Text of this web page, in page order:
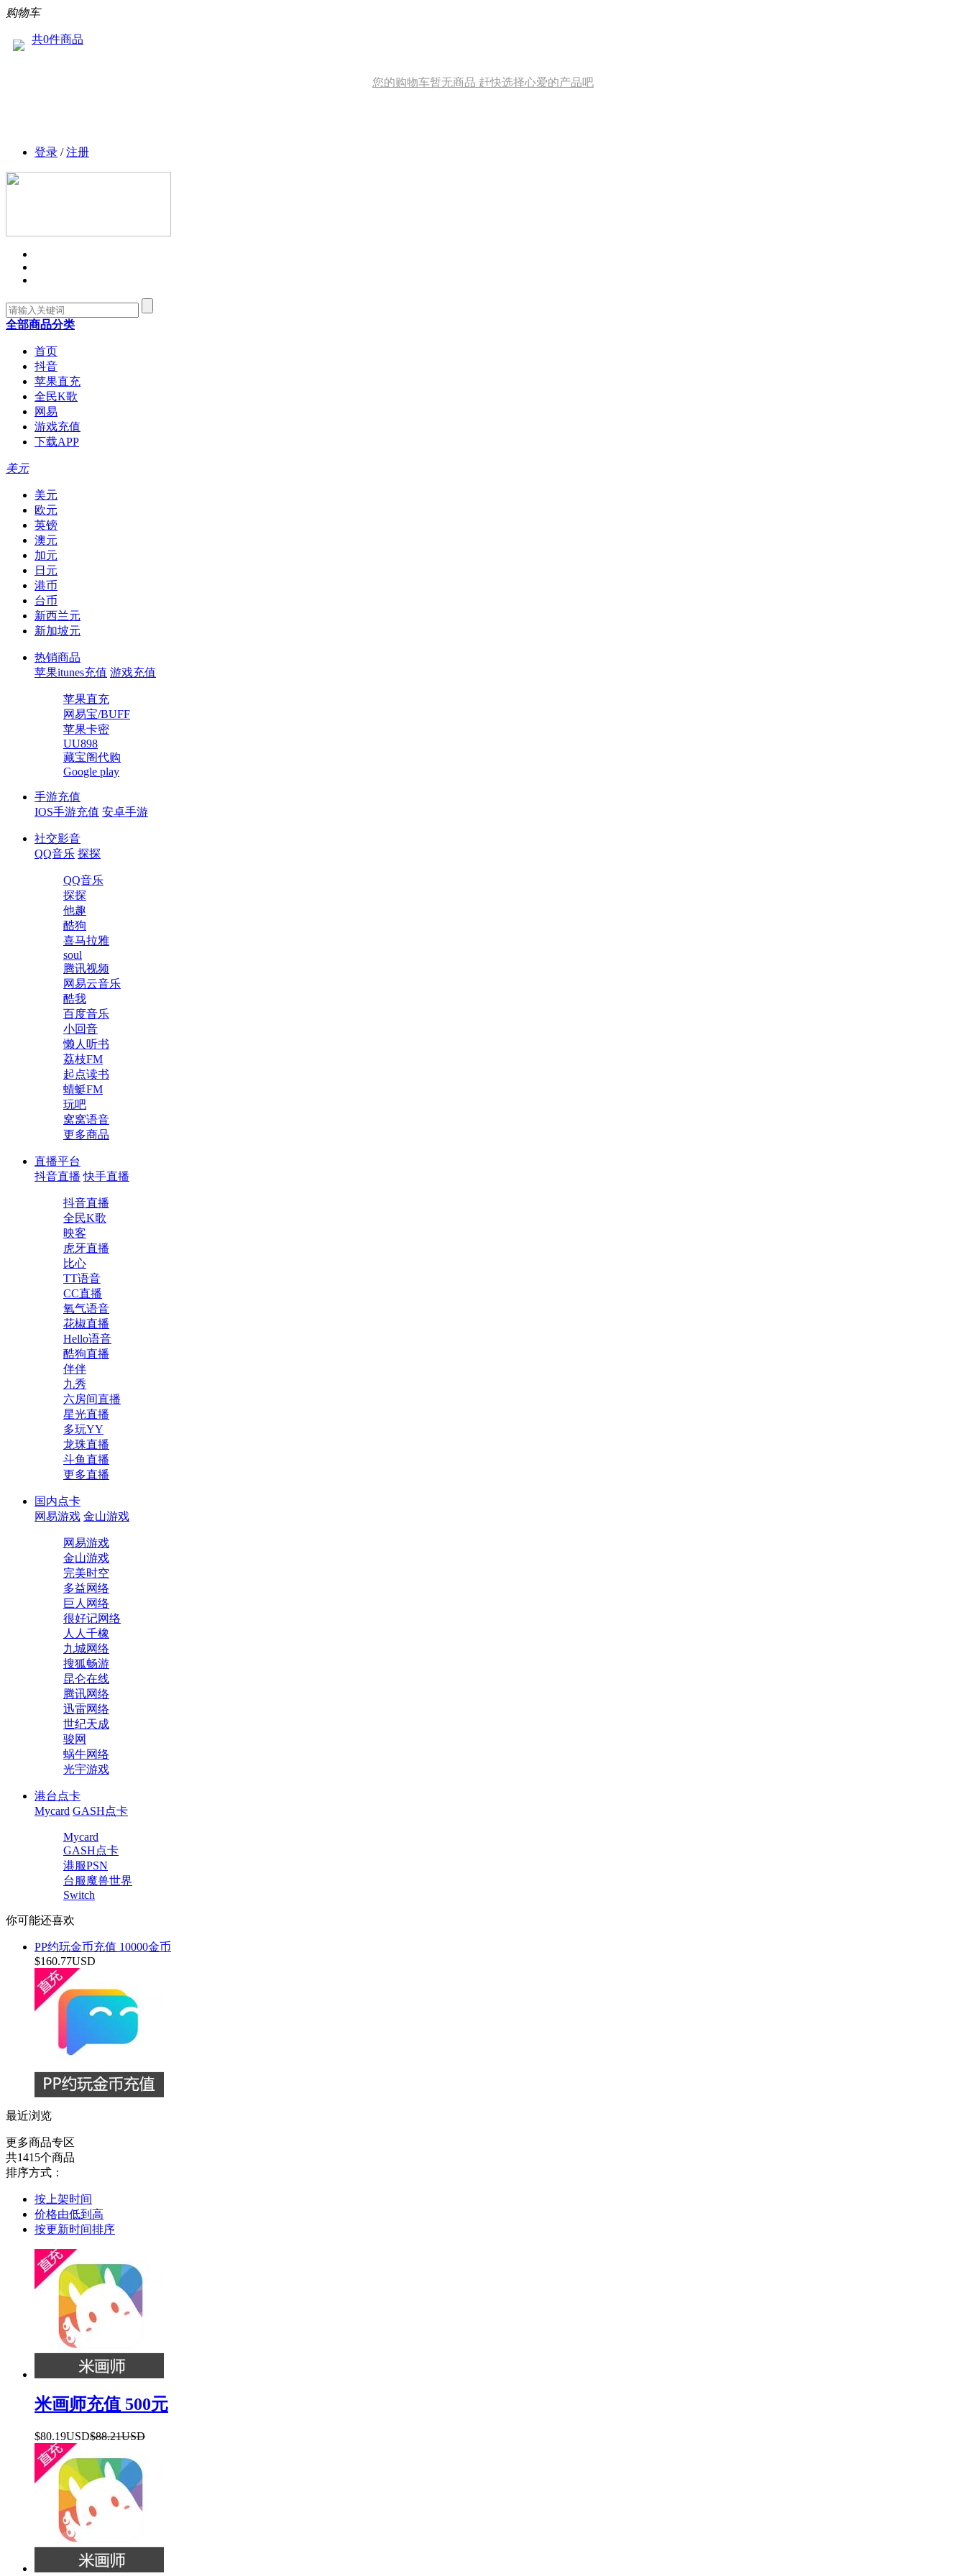
购物车
共0件商品
您的购物车暂无商品 赶快选择心爱的产品吧
登录 /注册
全部商品分类
首页
抖音
苹果直充
全民K歌
网易
游戏充值
下载APP
美元
美元
欧元
英镑
澳元
加元
日元
港币
台币
新西兰元
新加坡元
热销商品
苹果itunes充值 游戏充值
苹果直充
网易宝/BUFF
苹果卡密
UU898
藏宝阁代购
Google play
手游充值
IOS手游充值 安卓手游
社交影音
QQ音乐 探探
QQ音乐
探探
他趣
酷狗
喜马拉雅
soul
腾讯视频
网易云音乐
酷我
百度音乐
小回音
懒人听书
荔枝FM
起点读书
蜻蜓FM
玩吧
窝窝语音
更多商品
直播平台
抖音直播 快手直播
抖音直播
全民K歌
映客
虎牙直播
比心
TT语音
CC直播
氧气语音
花椒直播
Hello语音
酷狗直播
伴伴
九秀
六房间直播
星光直播
多玩YY
龙珠直播
斗鱼直播
更多直播
国内点卡
网易游戏 金山游戏
网易游戏
金山游戏
完美时空
多益网络
巨人网络
很好记网络
人人千橡
九城网络
搜狐畅游
昆仑在线
腾讯网络
迅雷网络
世纪天成
骏网
蜗牛网络
光宇游戏
港台点卡
Mycard GASH点卡
Mycard
GASH点卡
港服PSN
台服魔兽世界
Switch
你可能还喜欢
PP约玩金币充值 10000金币
$160.77USD
最近浏览
更多商品专区
共1415个商品
排序方式：
按上架时间
价格由低到高
按更新时间排序
米画师充值 500元
$80.19USD$88.21USD